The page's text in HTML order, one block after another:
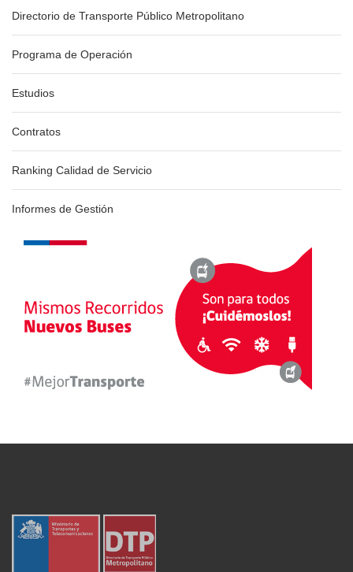
Directorio de Transporte Público Metropolitano
Programa de Operación
Estudios
Contratos
Ranking Calidad de Servicio
Informes de Gestión